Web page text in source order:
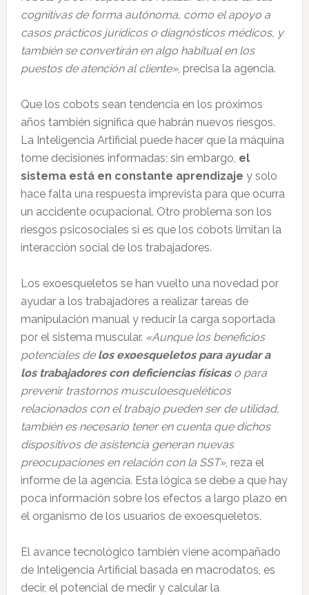
cognitivas de forma autónoma, como el apoyo a
casos prácticos jurídicos o diagnósticos médicos, y
también se convertirán en algo habitual en los
puestos de atención al cliente», precisa la agencia.
Que los cobots sean tendencia en los próximos
años también significa que habrán nuevos riesgos.
La Inteligencia Artificial puede hacer que la máquina
tome decisiones informadas; sin embargo, el
sistema está en constante aprendizaje y solo
hace falta una respuesta imprevista para que ocurra
un accidente ocupacional. Otro problema son los
riesgos psicosociales si es que los cobots limitan la
interacción social de los trabajadores.
Los exoesqueletos se han vuelto una novedad por
ayudar a los trabajadores a realizar tareas de
manipulación manual y reducir la carga soportada
por el sistema muscular. «Aunque los beneficios
potenciales de los exoesqueletos para ayudar a
los trabajadores con deficiencias físicaso para
prevenir trastornos musculoesqueléticos
relacionados con el trabajo pueden ser de utilidad,
también es necesario tener en cuenta que dichos
dispositivos de asistencia generan nuevas
preocupaciones en relación con la SST», reza el
informe de la agencia. Esta lógica se debe a que hay
poca información sobre los efectos a largo plazo en
el organismo de los usuarios de exoesqueletos.
El avance tecnológico también viene acompañado
de Inteligencia Artificial basada en macrodatos, es
decir, el potencial de medir y calcular la